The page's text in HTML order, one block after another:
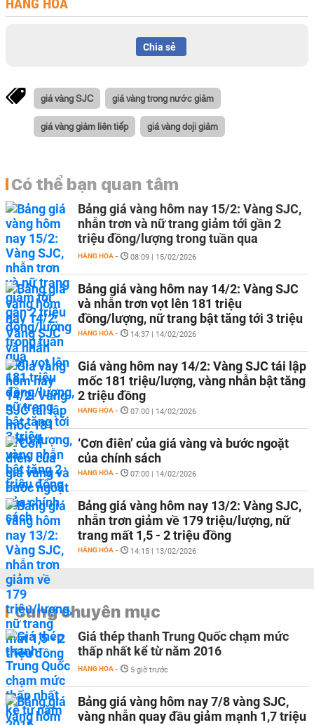
HÀNG HÓA
Chia sẻ
giá vàng SJC giá vàng trong nước giảm
giá vàng giảm liên tiếp giá vàng doji giảm
Có thể bạn quan tâm
Bảng giá vàng hôm nay 15/2: Vàng SJC,
nhẫn trơn và nữ trang giảm tới gần 2
triệu đồng/lượng trong tuần qua
HÀNG HÓA - 08:09 | 15/02/2026
Bảng giá vàng hôm nay 14/2: Vàng SJC
và nhẫn trơn vọt lên 181 triệu
đồng/lượng, nữ trang bật tăng tới 3 triệu
HÀNG HÓA - 14:37 | 14/02/2026
Giá vàng hôm nay 14/2: Vàng SJC tái lập
mốc 181 triệu/lượng, vàng nhẫn bật tăng
2 triệu đồng
HÀNG HÓA - 07:00 | 14/02/2026
‘Cơn điên’ của giá vàng và bước ngoặt
của chính sách
HÀNG HÓA - 07:00 | 14/02/2026
Bảng giá vàng hôm nay 13/2: Vàng SJC,
nhẫn trơn giảm về 179 triệu/lượng, nữ
trang mất 1,5 - 2 triệu đồng
HÀNG HÓA - 14:15 | 13/02/2026
Cùng chuyên mục
Giá thép thanh Trung Quốc chạm mức
thấp nhất kể từ năm 2016
HÀNG HÓA - 5 giờ trước
Bảng giá vàng hôm nay 7/8 vàng SJC,
vàng nhẫn quay đầu giảm mạnh 1,7 triệu